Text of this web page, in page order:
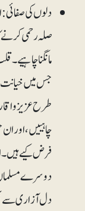
دلوں کی
صلہ رحمی کرنے
مانگنا چاہیے۔
جس میں خیانت،
طرح عزیز و
چاہییں، اور ان
فرض کیے ہیں۔
دوسرے مسلمان
دل آزاری سے